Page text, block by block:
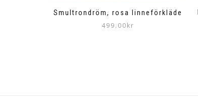
Smultrondröm, rosa linneförkläde
499.00kr